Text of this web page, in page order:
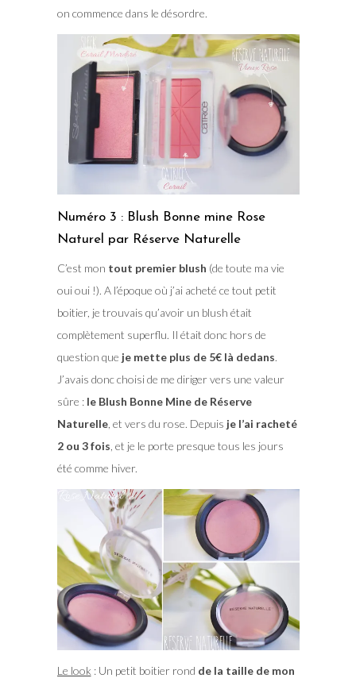
on commence dans le désordre.
Numéro 3 : Blush Bonne mine Rose
Naturel par Réserve Naturelle
C’est mon tout premier blush (de toute ma vie
oui oui !). A l’époque où j’ai acheté ce tout petit
boitier, je trouvais qu’avoir un blush était
complètement superflu. Il était donc hors de
question que je mette plus de 5€ là dedans.
J’avais donc choisi de me diriger vers une valeur
sûre : le Blush Bonne Mine de Réserve
Naturelle, et vers du rose. Depuis je l’ai racheté
2 ou 3 fois , et je le porte presque tous les jours
été comme hiver.
Le look : Un petit boitier rond de la taille de mon